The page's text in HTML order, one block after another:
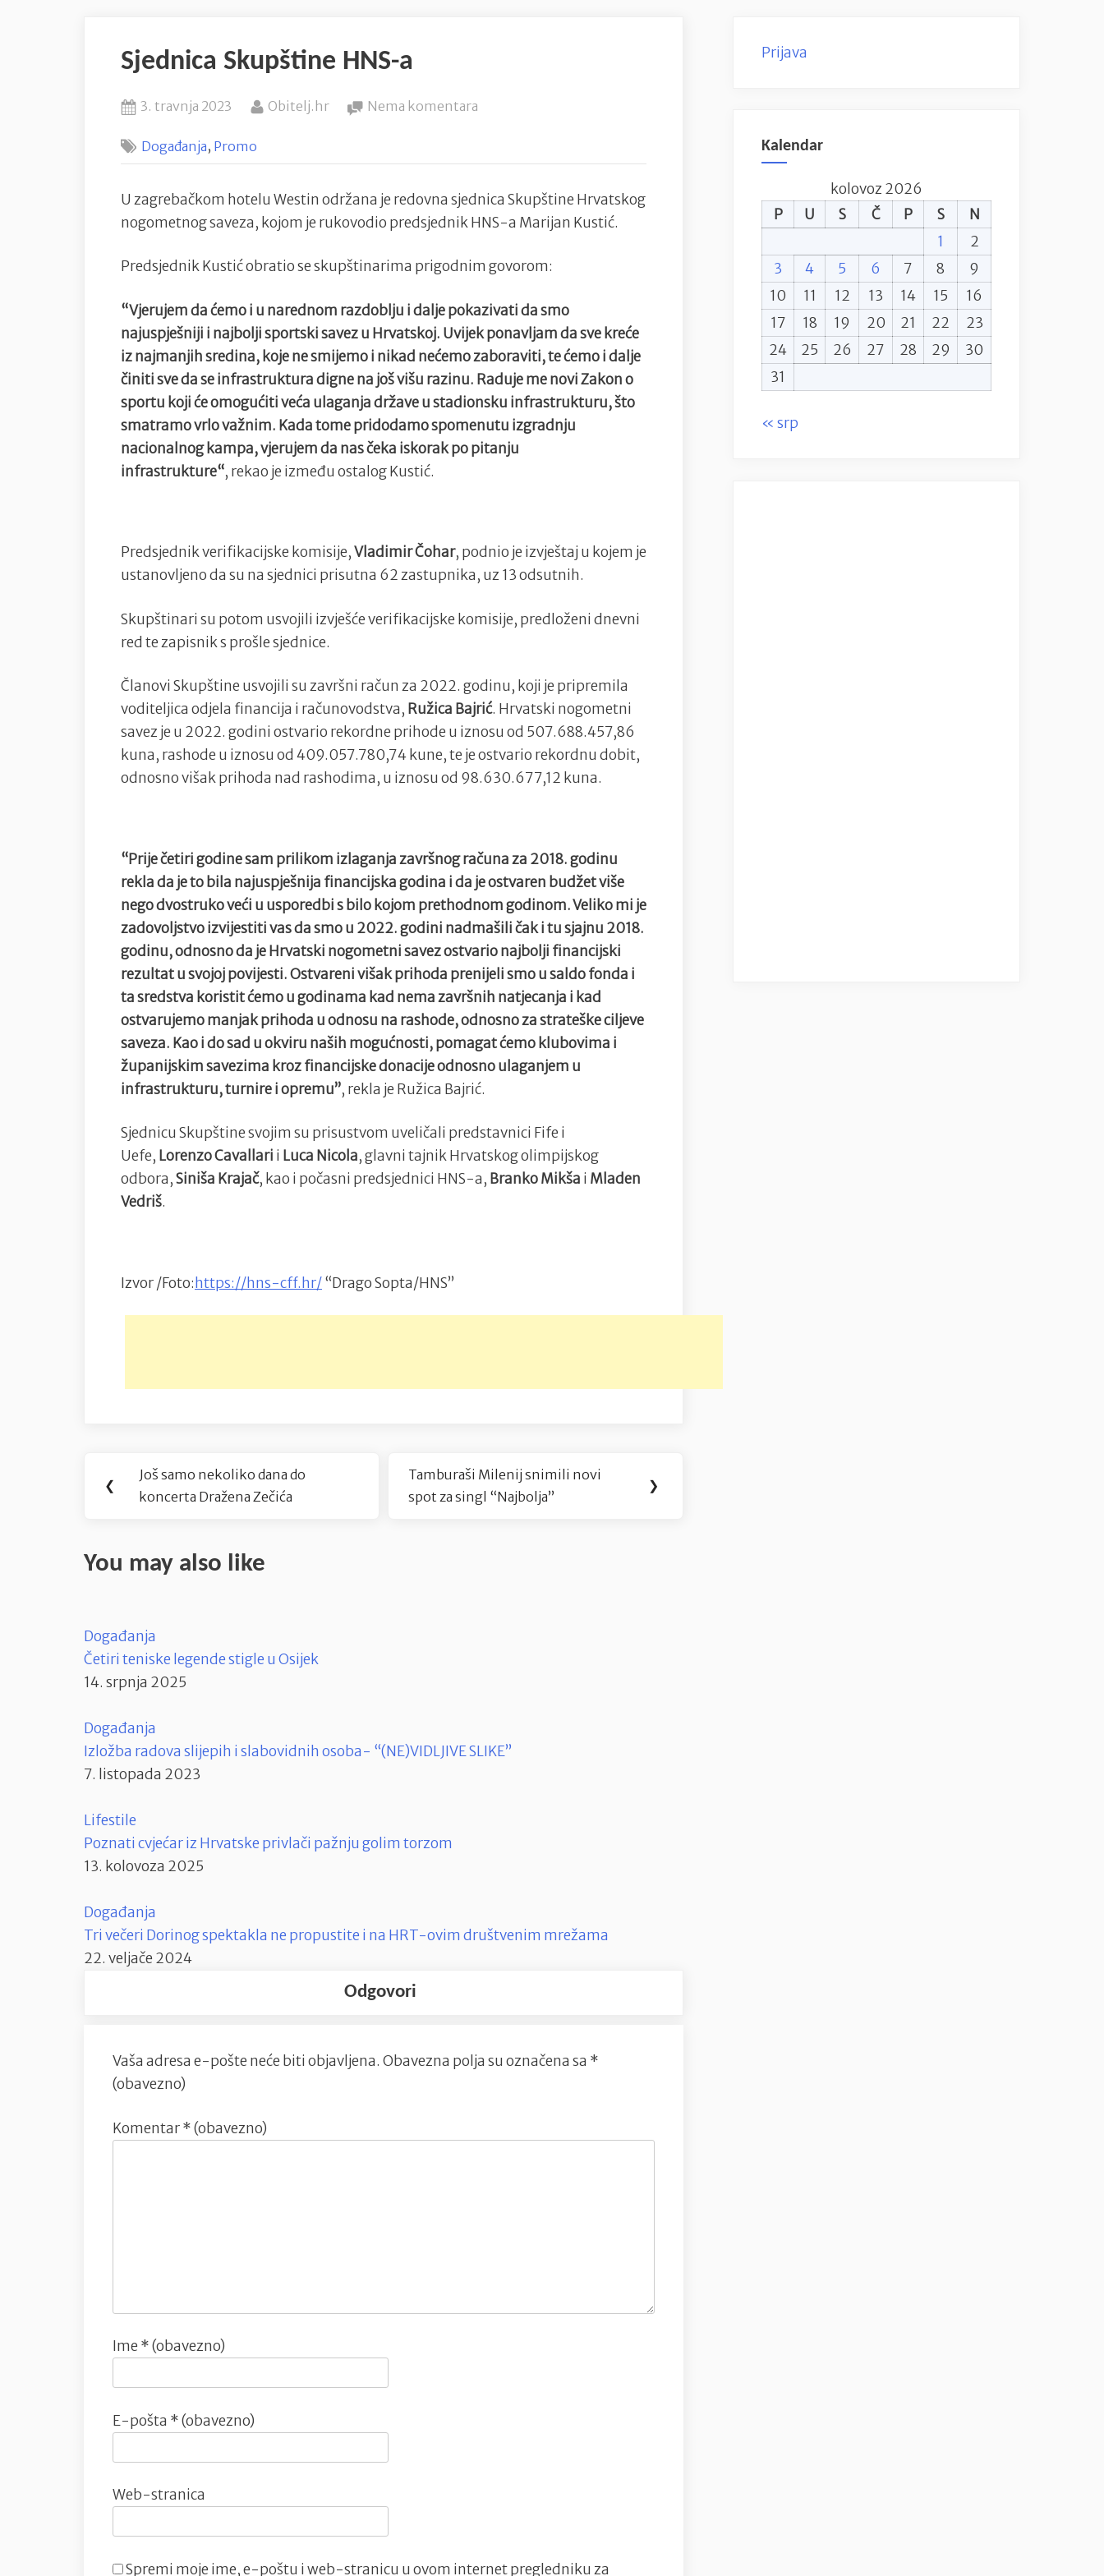
Sjednica Skupštine HNS-a
Posted
3. travnja 2023 By
Obitelj.hr Nema komentara
a
Događanja, Promo
U zagrebačkom hotelu Westin održana je redovna sjednica Skupštine Hrvatskog
nogometnog saveza, kojom je rukovodio predsjednik HNS-a Marijan Kustić.
Predsjednik Kustić obratio se skupštinarima prigodnim govorom:
“Vjerujem da ćemo i u narednom razdoblju i dalje pokazivati da smo
najuspješniji i najbolji sportski savez u Hrvatskoj. Uvijek ponavljam da sve kreće
iz najmanjih sredina, koje ne smijemo i nikad nećemo zaboraviti, te ćemo i dalje
činiti sve da se infrastruktura digne na još višu razinu. Raduje me novi Zakon o
sportu koji će omogućiti veća ulaganja države u stadionsku infrastrukturu, što
smatramo vrlo važnim. Kada tome pridodamo spomenutu izgradnju
nacionalnog kampa, vjerujem da nas čeka iskorak po pitanju
infrastrukture“, rekao je između ostalog Kustić.
Predsjednik verifikacijske komisije,Vladimir Čohar, podnio je izvještaj u kojem je
ustanovljeno da su na sjednici prisutna 62 zastupnika, uz 13 odsutnih.
Skupštinari su potom usvojili izvješće verifikacijske komisije, predloženi dnevni
red te zapisnik s prošle sjednice.
Članovi Skupštine usvojili su završni račun za 2022. godinu, koji je pripremila
voditeljica odjela financija i računovodstva, Ružica Bajrić. Hrvatski nogometni
savez je u 2022. godini ostvario rekordne prihode u iznosu od 507.688.457,86
kuna, rashode u iznosu od 409.057.780,74 kune, te je ostvario rekordnu dobit,
odnosno višak prihoda nad rashodima, u iznosu od 98.630.677,12 kuna.
“Prije četiri godine sam prilikom izlaganja završnog računa za 2018. godinu
rekla da je to bila najuspješnija financijska godina i da je ostvaren budžet više
nego dvostruko veći u usporedbi s bilo kojom prethodnom godinom. Veliko mi je
zadovoljstvo izvijestiti vas da smo u 2022. godini nadmašili čak i tu sjajnu 2018.
godinu, odnosno da je Hrvatski nogometni savez ostvario najbolji financijski
rezultat u svojoj povijesti. Ostvareni višak prihoda prenijeli smo u saldo fonda i
ta sredstva koristit ćemo u godinama kad nema završnih natjecanja i kad
ostvarujemo manjak prihoda u odnosu na rashode, odnosno za strateške ciljeve
saveza. Kao i do sad u okviru naših mogućnosti, pomagat ćemo klubovima i
županijskim savezima kroz financijske donacije odnosno ulaganjem u
infrastrukturu, turnire i opremu”, rekla je Ružica Bajrić.
Sjednicu Skupštine svojim su prisustvom uveličali predstavnici Fife i
Uefe, Lorenzo Cavallari i Luca Nicola, glavni tajnik Hrvatskog olimpijskog
odbora,Siniša Krajač, kao i počasni predsjednici HNS-a, Branko Mikša i Mladen
Vedriš.
Izvor /Foto:https://hns-cff.hr/“Drago Sopta/HNS”
Navigacija
objava
❮
Previous
Post:
Još samo nekoliko dana do
koncerta Dražena Zečića
Next
Post:
Tamburaši Milenij snimili novi
spot za singl “Najbolja”
❯
You may also like
Događanja
Četiri teniske legende stigle u Osijek
14. srpnja 2025
Događanja
Izložba radova slijepih i slabovidnih osoba- “(NE)VIDLJIVE SLIKE”
7. listopada 2023
Lifestile
Poznati cvjećar iz Hrvatske privlači pažnju golim torzom
13. kolovoza 2025
Događanja
Tri večeri Dorinog spektakla ne propustite i na HRT-ovim društvenim mrežama
22. veljače 2024
Odgovori
Vaša adresa e-pošte neće biti objavljena. Obavezna polja su označena sa *
(obavezno)
Komentar* (obavezno)
Ime * (obavezno)
E-pošta * (obavezno)
Web-stranica
Spremi moje ime, e-poštu i web-stranicu u ovom internet pregledniku za
Prijava
Kalendar
kolovoz 2026
P
U S Č P S
N
1
2
3
4 5 6 7 8
9
10
11 12 13 14 15
16
17
18 19 20 21 22
23
24
25 26 27 28 29
30
31
« srp